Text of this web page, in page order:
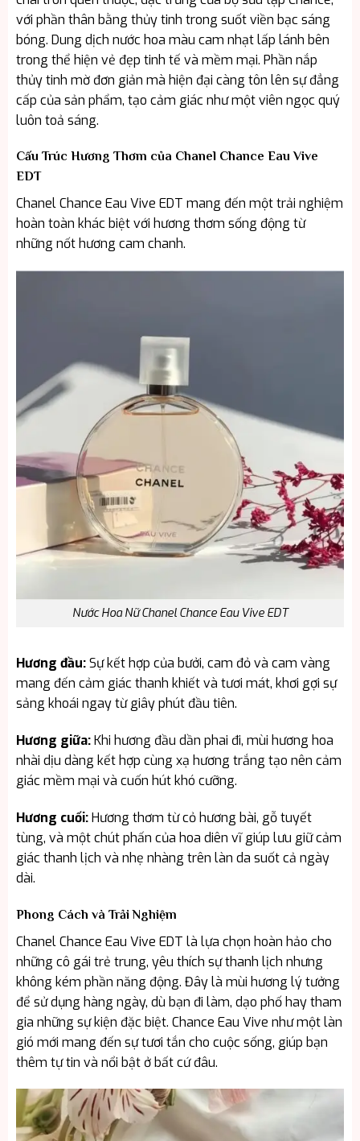
với phần thân bằng thủy tinh trong suốt viền bạc sáng
bóng. Dung dịch nước hoa màu cam nhạt lấp lánh bên
trong thể hiện vẻ đẹp tinh tế và mềm mại. Phần nắp
thủy tinh mờ đơn giản mà hiện đại càng tôn lên sự đẳng
cấp của sản phẩm, tạo cảm giác như một viên ngọc quý
luôn toả sáng.
Cấu Trúc Hương Thơm của Chanel Chance Eau Vive
EDT
Chanel Chance Eau Vive EDT mang đến một trải nghiệm
hoàn toàn khác biệt với hương thơm sống động từ
những nốt hương cam chanh.
Nước Hoa Nữ Chanel Chance Eau Vive EDT
Hương đầu:Sự kết hợp của bưởi, cam đỏ và cam vàng
mang đến cảm giác thanh khiết và tươi mát, khơi gợi sự
sảng khoái ngay từ giây phút đầu tiên.
Hương giữa:Khi hương đầu dần phai đi, mùi hương hoa
nhài dịu dàng kết hợp cùng xạ hương trắng tạo nên cảm
giác mềm mại và cuốn hút khó cưỡng.
Hương cuối:Hương thơm từ cỏ hương bài, gỗ tuyết
tùng, và một chút phấn của hoa diên vĩ giúp lưu giữ cảm
giác thanh lịch và nhẹ nhàng trên làn da suốt cả ngày
dài.
Phong Cách và Trải Nghiệm
Chanel Chance Eau Vive EDT là lựa chọn hoàn hảo cho
những cô gái trẻ trung, yêu thích sự thanh lịch nhưng
không kém phần năng động. Đây là mùi hương lý tưởng
để sử dụng hàng ngày, dù bạn đi làm, dạo phố hay tham
gia những sự kiện đặc biệt. Chance Eau Vive như một làn
gió mới mang đến sự tươi tắn cho cuộc sống, giúp bạn
thêm tự tin và nổi bật ở bất cứ đâu.